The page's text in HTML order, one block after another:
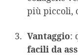
più piccoli,
Vantaggio:
facili da